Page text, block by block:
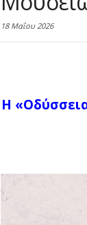
18 Μαΐου 2026
Η